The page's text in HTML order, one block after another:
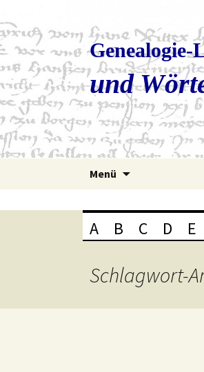
Genealogie-
und
Menü
A B C D E
Schlagwort-